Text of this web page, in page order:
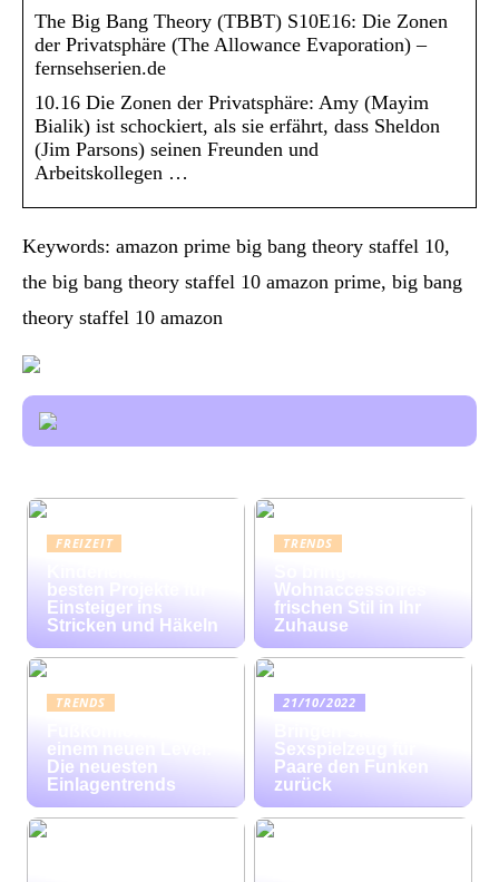
The Big Bang Theory (TBBT) S10E16: Die Zonen
der Privatsphäre (The Allowance Evaporation) –
fernsehserien.de
10.16 Die Zonen der Privatsphäre: Amy (Mayim
Bialik) ist schockiert, als sie erfährt, dass Sheldon
(Jim Parsons) seinen Freunden und
Arbeitskollegen …
Keywords: amazon prime big bang theory staffel 10,
the big bang theory staffel 10 amazon prime, big bang
theory staffel 10 amazon
FREIZEIT
besten Projekte für
Einsteiger ins
Stricken und Häkeln
TRENDS
Wohnaccessoires
frischen Stil in Ihr
Zuhause
TRENDS
einem neuen Level:
Die neuesten
Einlagentrends
21/10/2022
Sexspielzeug für
Paare den Funken
zurück